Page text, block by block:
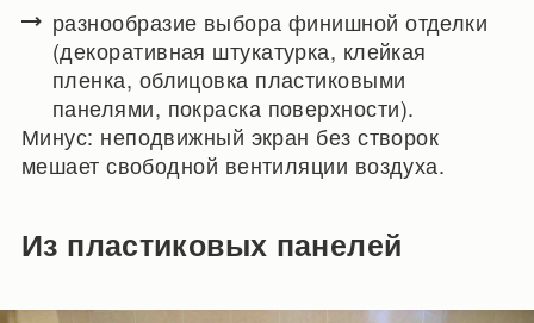
разнообразие выбора финишной отделки
(декоративная штукатурка, клейкая
пленка, облицовка пластиковыми
панелями, покраска поверхности).
Минус: неподвижный экран без створок
мешает свободной вентиляции воздуха.
Из пластиковых панелей